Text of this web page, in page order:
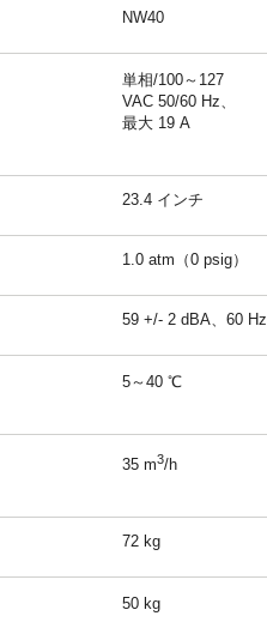
NW40
単相/100～127
VAC 50/60 Hz、
最大 19 A
23.4 インチ
1.0 atm（0 psig）
59 +/- 2 dBA、60 Hz
5～40 ℃
35 m3/h
72 kg
50 kg